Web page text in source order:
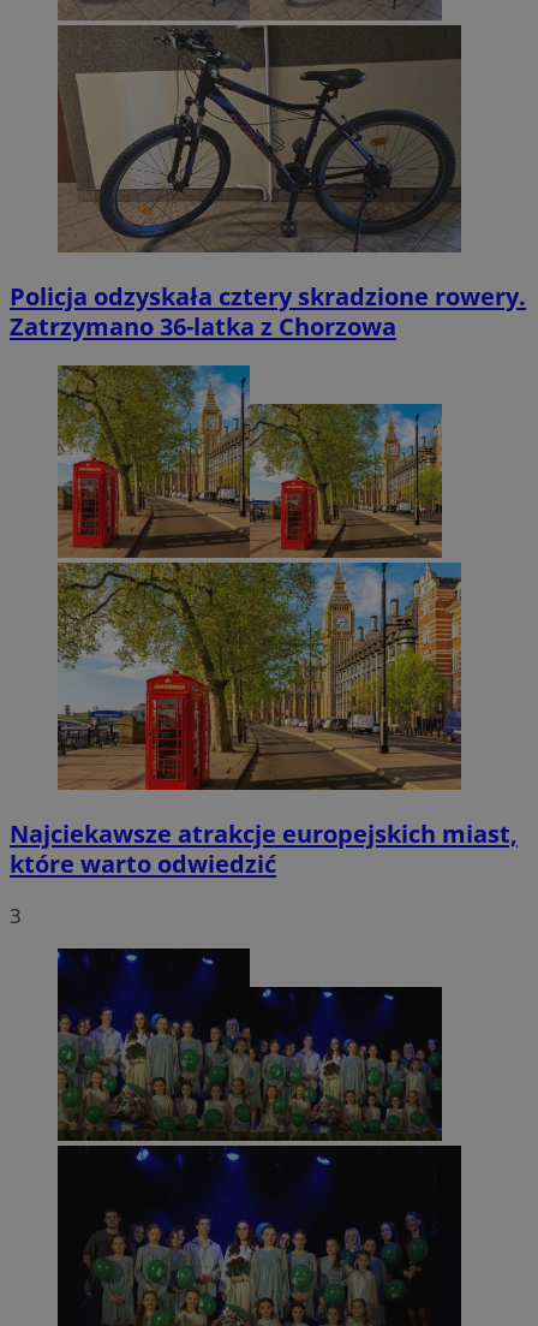
Policja odzyskała cztery skradzione rowery.
Zatrzymano 36-latka z Chorzowa
Najciekawsze atrakcje europejskich miast,
które warto odwiedzić
3